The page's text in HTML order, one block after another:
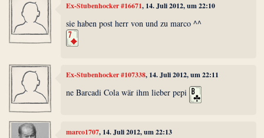
Ex-Stubenhocker #16671, 14. Juli 2012, um 22:10
sie haben post herr von und zu marco ^^
Ex-Stubenhocker #107338, 14. Juli 2012, um 22:11
ne Barcadi Cola wär ihm lieber pepi
marco1707, 14. Juli 2012, um 22:13